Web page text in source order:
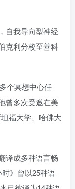
自我导向型神经
克利分校至善科
个冥想中心任
曾多次受邀在美
福大学、哈佛大
译成多种语言畅
》曾以25种语